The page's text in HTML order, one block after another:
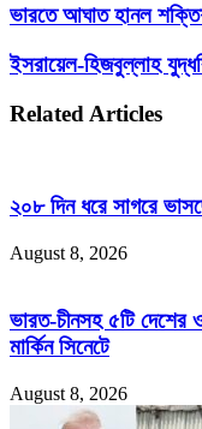
ভারতে
হানল
শক্তিশালী
ভারতে আঘাত হানল
ইসরায়েল-
যুদ্ধবিরতি
ধন্বন্তরি
ইসরায়েল-হিজবুল্লাহ
Related Articles
২০৮ দিন ধরে সাগরে
August 8, 2026
ভারত-চীনসহ ৫টি
মার্কিন সিনেটে
August 8, 2026